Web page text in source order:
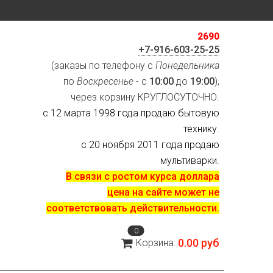
2690
+7-916-603-25-25
(заказы по телефону с Понедельника
по Воскресенье - с 10:00 до 19:00),
через корзину КРУГЛОСУТОЧНО.
с 12 марта 1998 года продаю бытовую
технику.
с 20 ноября 2011 года продаю
мультиварки.
В связи с ростом курса доллара
цена на сайте может не
соответствовать действительности.
0
Корзина: 0.00 руб